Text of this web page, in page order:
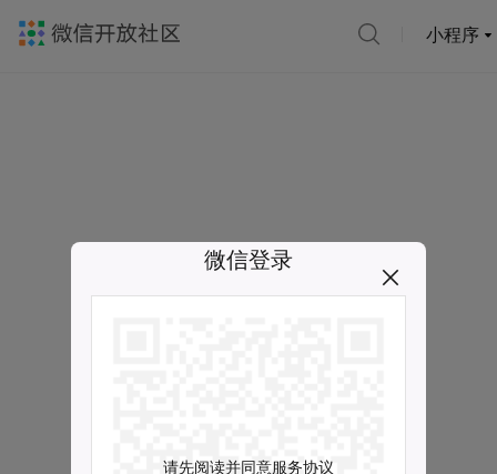
小程序
微信登录
请先阅读并同意服务协议